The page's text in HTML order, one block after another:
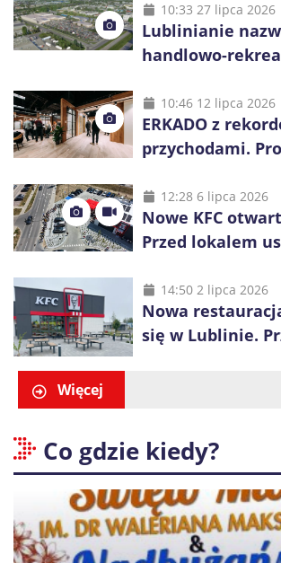
10:33 27 lipca 2026
Lublinianie
handlowo-
10:46 12 lipca 2026
ERKADO z
przychodami.
inwestycje
12:28 6 lipca 2026
Nowe KFC
Przed lokalem
14:50 2 lipca 2026
Nowa
się w Lublinie.
Więcej
Co gdzie kiedy?